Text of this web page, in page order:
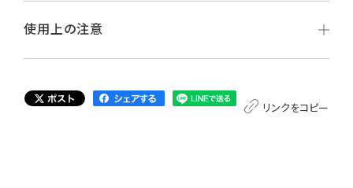
使用上の注意
リンクをコピー